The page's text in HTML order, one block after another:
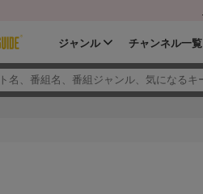
ジャンル チャンネル一覧